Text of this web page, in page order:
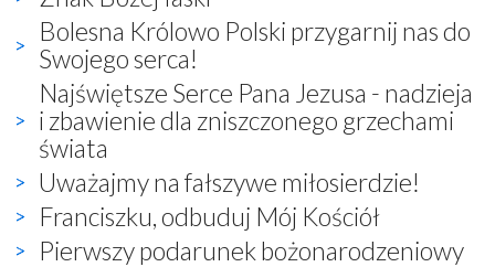
Bolesna Królowo Polski przygarnij nas do
Swojego serca!
Najświętsze Serce Pana Jezusa - nadzieja
i zbawienie dla zniszczonego grzechami
świata
Uważajmy na fałszywe miłosierdzie!
Franciszku, odbuduj Mój Kościół
Pierwszy podarunek bożonarodzeniowy